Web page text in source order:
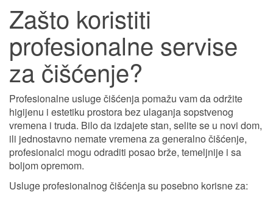
Zašto koristiti
profesionalne servise
za čišćenje?
Profesionalne usluge čišćenja pomažu vam da održite
higijenu i estetiku prostora bez ulaganja sopstvenog
vremena i truda. Bilo da izdajete stan, selite se u novi dom,
ili jednostavno nemate vremena za generalno čišćenje,
profesionalci mogu odraditi posao brže, temeljnije i sa
boljom opremom.
Usluge profesionalnog čišćenja su posebno korisne za: